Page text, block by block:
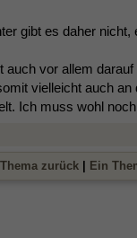
gibt es daher nicht,
auch vor allem
vielleicht auch an
Ich muss wohl
zurück | Ein